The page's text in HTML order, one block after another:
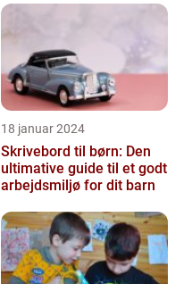
18 januar 2024
Skrivebord til børn: Den
ultimative guide til et godt
arbejdsmiljø for dit barn